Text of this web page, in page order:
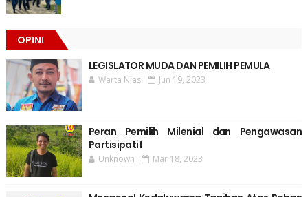
OPINI
LEGISLATOR MUDA DAN PEMILIH PEMULA
Warta Nias Jun 19, 2023
Peran Pemilih Milenial dan Pengawasan
Partisipatif
Unknown Mar 18, 2023